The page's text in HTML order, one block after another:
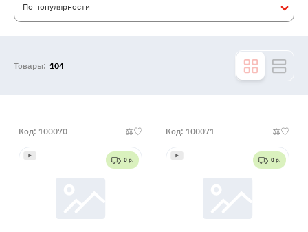
По популярности
Товары: 104
Код: 100070
0 р.
Код: 100071
0 р.